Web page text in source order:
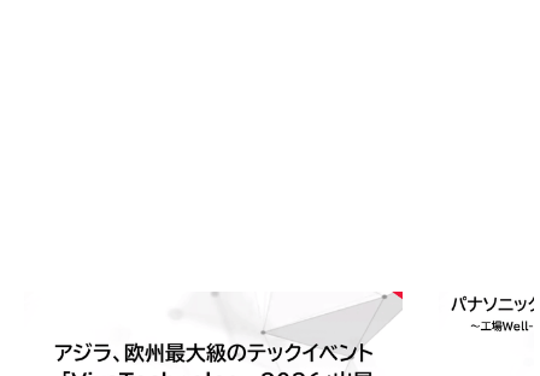
アジラ、欧州最大級のテックイベント「VivaTechn
2026.03 .